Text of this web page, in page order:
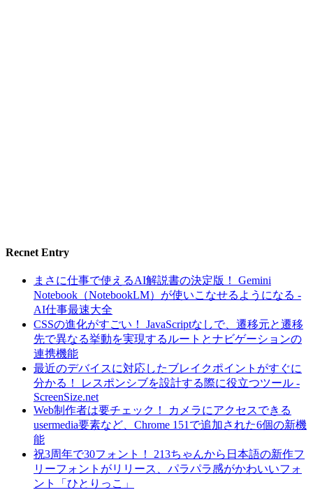
Recnet Entry
まさに仕事で使えるAI解説書の決定版！ Gemini
Notebook（NotebookLM）が使いこなせるようになる -
AI仕事最速大全
CSSの進化がすごい！ JavaScriptなしで、遷移元と遷移
先で異なる挙動を実現するルートとナビゲーションの
連携機能
最近のデバイスに対応したブレイクポイントがすぐに
分かる！ レスポンシブを設計する際に役立つツール -
ScreenSize.net
Web制作者は要チェック！ カメラにアクセスできる
usermedia要素など、Chrome 151で追加された6個の新機
能
祝3周年で30フォント！ 213ちゃんから日本語の新作フ
リーフォントがリリース、パラパラ感がかわいいフォ
ント「ひとりっこ」